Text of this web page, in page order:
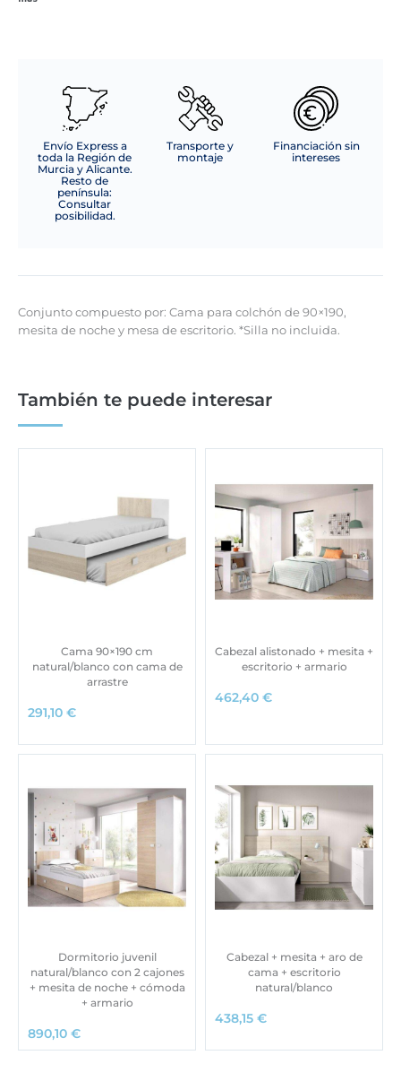
Envío Express a
toda la Región de
Murcia y Alicante.
Resto de
península:
Consultar
posibilidad.
Transporte y
montaje
Financiación sin
intereses
Conjunto compuesto por: Cama para colchón de 90×190,
mesita de noche y mesa de escritorio. *Silla no incluida.
También te puede interesar
Cama 90×190 cm
natural/blanco con cama de
arrastre
291,10 €
Cabezal alistonado + mesita +
escritorio + armario
462,40 €
Dormitorio juvenil
natural/blanco con 2 cajones
+ mesita de noche + cómoda
+ armario
890,10 €
Cabezal + mesita + aro de
cama + escritorio
natural/blanco
438,15 €